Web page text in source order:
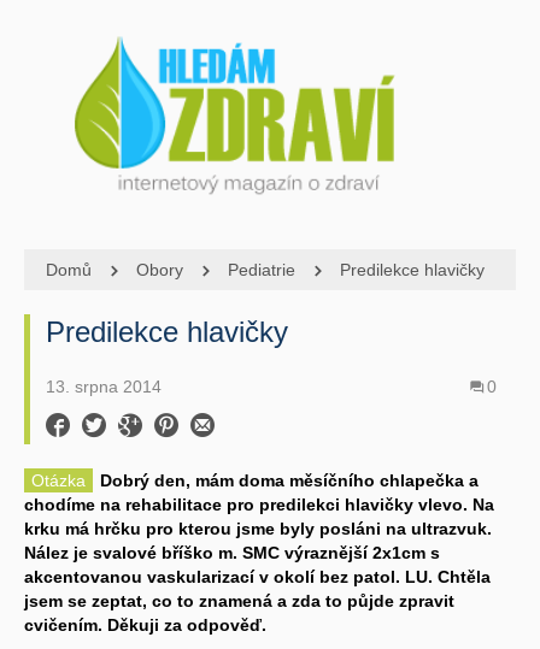
Domů Obory Pediatrie Predilekce hlavičky
Predilekce hlavičky
13. srpna 2014 0
Otázka
Dobrý den, mám doma měsíčního chlapečka a
chodíme na rehabilitace pro predilekci hlavičky vlevo. Na
krku má hrčku pro kterou jsme byly posláni na ultrazvuk.
Nález je svalové bříško m. SMC výraznější 2x1cm s
akcentovanou vaskularizací v okolí bez patol. LU. Chtěla
jsem se zeptat, co to znamená a zda to půjde zpravit
cvičením. Děkuji za odpověď.